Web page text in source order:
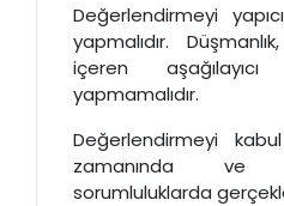
Değerlendirmeyi
yapmalıdır.
içeren
yapmamalıdır.
Değerlendirmeyi
zamanında ve
sorumluluklarda